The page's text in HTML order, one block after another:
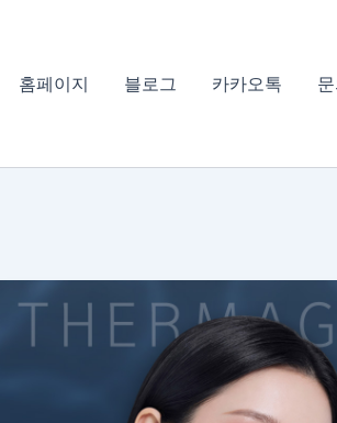
홈페이지 블로그 카카오톡